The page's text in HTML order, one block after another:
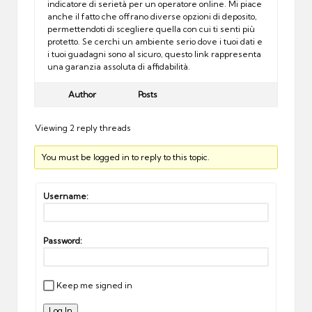
indicatore di serietà per un operatore online. Mi piace
anche il fatto che offrano diverse opzioni di deposito,
permettendoti di scegliere quella con cui ti senti più
protetto. Se cerchi un ambiente serio dove i tuoi dati e
i tuoi guadagni sono al sicuro, questo link rappresenta
una garanzia assoluta di affidabilità.
Author Posts
Viewing 2 reply threads
You must be logged in to reply to this topic.
Username:
Password:
Keep me signed in